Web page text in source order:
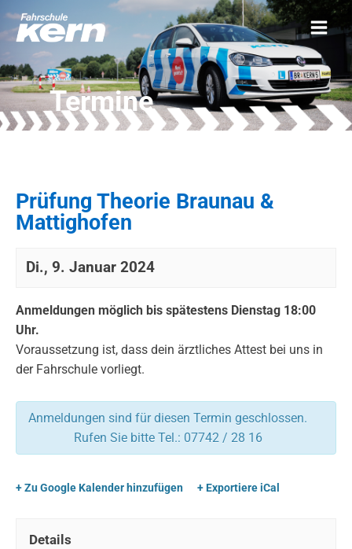
Termine
Prüfung Theorie Braunau &
Mattighofen
Di., 9. Januar 2024
Anmeldungen möglich bis spätestens Dienstag 18:00
Uhr.
Voraussetzung ist, dass dein ärztliches Attest bei uns in
der Fahrschule vorliegt.
Anmeldungen sind für diesen Termin geschlossen.
Rufen Sie bitte Tel.: 07742 / 28 16
+ Zu Google Kalender hinzufügen + Exportiere iCal
Details